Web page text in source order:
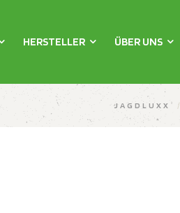
HERSTELLER ÜBER UNS
JAGDLUXX /